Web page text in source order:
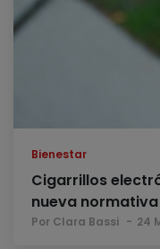
Bienestar
Cigarrillos
nueva normativa
Por Clara Bassi 24